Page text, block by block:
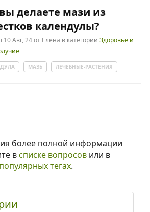
делаете мази из
календулы?
10 Авг, 24от Елена в категорииЗдоровье и
МАЗЬ ЛЕЧЕБНЫЕ-РАСТЕНИЯ
более полной информации
всписке вопросовили в
популярных тегах.